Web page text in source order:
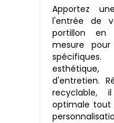
Apportez
l'entrée de
portillon en
mesure
d'entretien.
recyclable,
optimale tout